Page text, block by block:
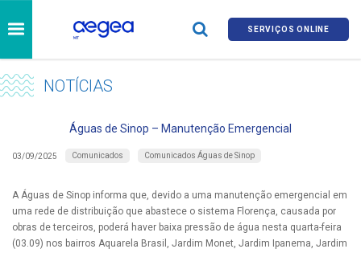
SERVIÇOS ONLINE
NOTÍCIAS
Águas de Sinop – Manutenção Emergencial
03/09/2025 Comunicados Comunicados Águas de Sinop
A Águas de Sinop informa que, devido a uma manutenção emergencial em
uma rede de distribuição que abastece o sistema Florença, causada por
obras de terceiros, poderá haver baixa pressão de água nesta quarta-feira
(03.09) nos bairros Aquarela Brasil, Jardim Monet, Jardim Ipanema, Jardim